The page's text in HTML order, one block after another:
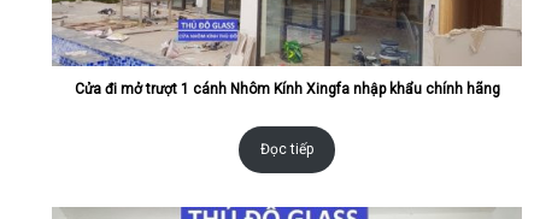
Cửa đi mở trượt 1 cánh Nhôm Kính Xingfa nhập khẩu chính hãng
Đọc tiếp